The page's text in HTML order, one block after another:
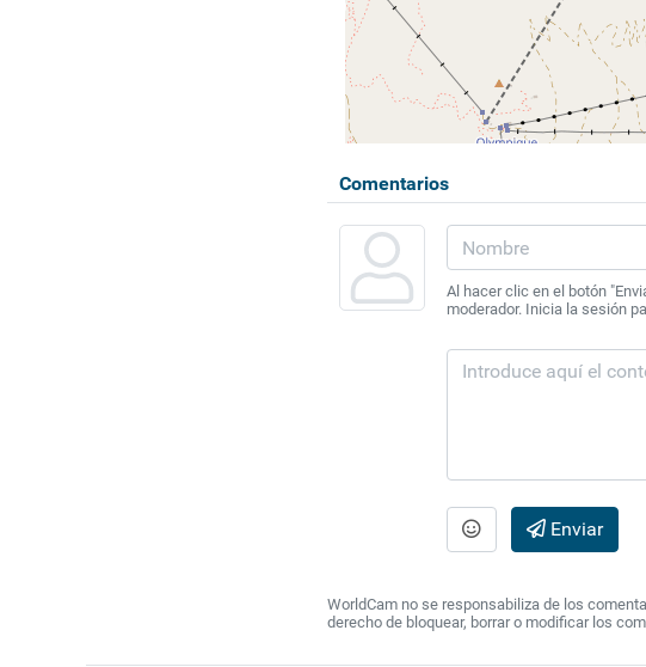
Comentarios
Al hacer clic en el botón
moderador. Inicia la sesión
Enviar
WorldCam no se responsabiliza de los
derecho de bloquear, borrar o modificar los